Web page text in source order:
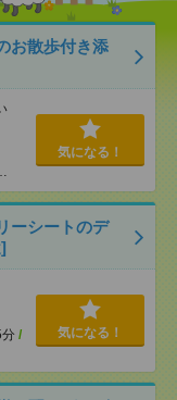
お散歩付き添
気になる！
ーシートのデ
/
気になる！